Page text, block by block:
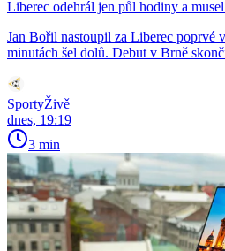
Liberec odehrál jen půl hodiny a
Jan Bořil nastoupil za Liberec poprvé
minutách šel dolů. Debut v Brně
SportyŽivě
dnes, 19:19
3 min